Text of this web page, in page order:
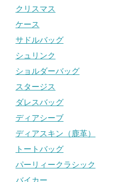
クリスマス
ケース
サドルバッグ
シュリンク
ショルダーバッグ
スタージス
ダレスバッグ
ディアシーブ
ディアスキン（鹿革）
トートバッグ
パーリィークラシック
バイカー